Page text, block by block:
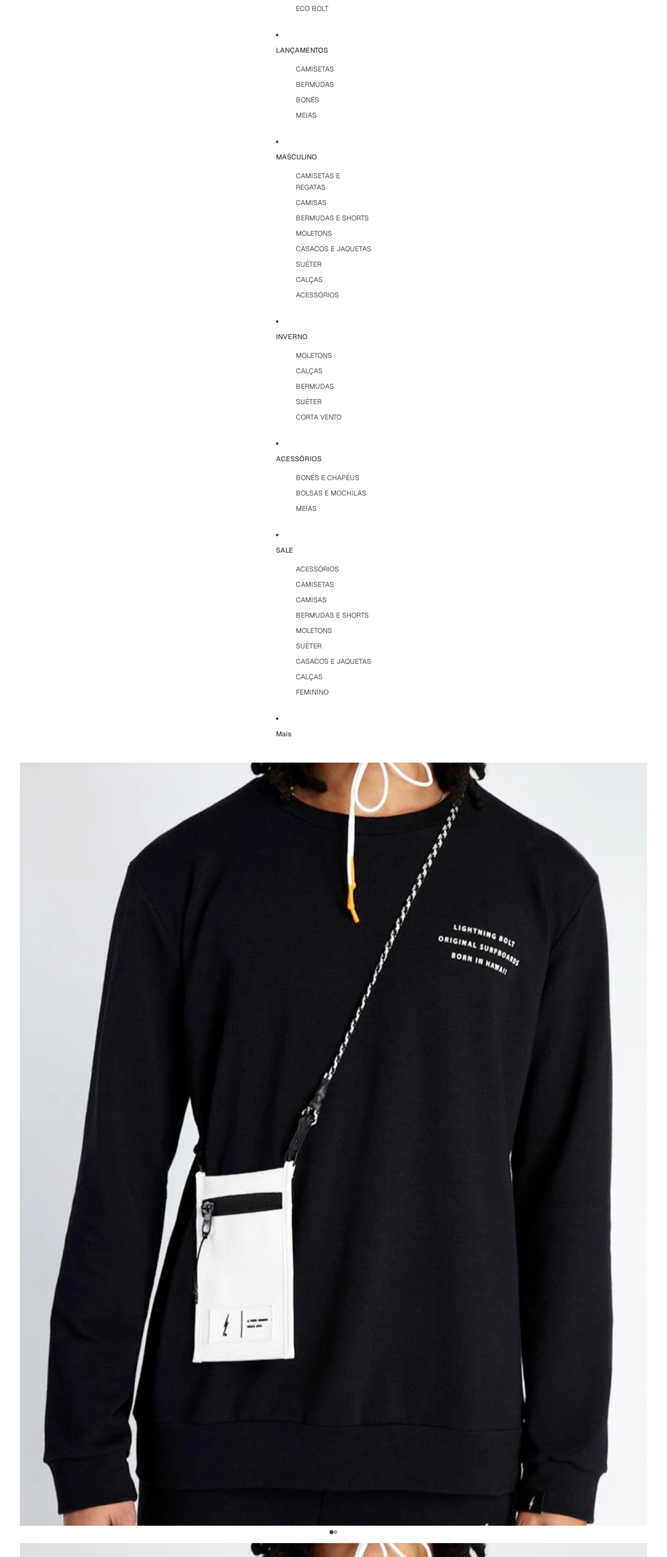
ECO BOLT
LANÇAMENTOS
CAMISETAS
BERMUDAS
BONÉS
MEIAS
MASCULINO
CAMISETAS E
REGATAS
CAMISAS
BERMUDAS E SHORTS
MOLETONS
CASACOS E JAQUETAS
SUÉTER
CALÇAS
ACESSÓRIOS
INVERNO
MOLETONS
CALÇAS
BERMUDAS
SUÉTER
CORTA VENTO
ACESSÓRIOS
BONÉS E CHAPÉUS
BOLSAS E MOCHILAS
MEIAS
SALE
ACESSÓRIOS
CAMISETAS
CAMISAS
BERMUDAS E SHORTS
MOLETONS
SUÉTER
CASACOS E JAQUETAS
CALÇAS
FEMININO
Mais